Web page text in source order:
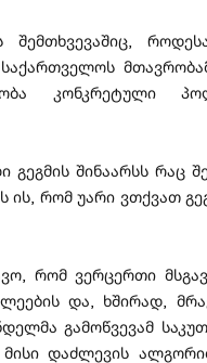
შემთხვევაშიც,
საქართველოს
კონკრეტული
გეგმის შინაარსს რაც
ის, რომ უარი ვთქვათ
რომ ვერცერთი
და, ხშირად,
გამოწვევამ
მისი დაძლევის